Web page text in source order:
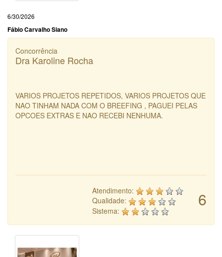
6/30/2026
Fábio Carvalho Siano
Concorrência
Dra Karoline Rocha
VARIOS PROJETOS REPETIDOS, VARIOS PROJETOS QUE
NAO TINHAM NADA COM O BREEFING , PAGUEI PELAS
OPCOES EXTRAS E NAO RECEBI NENHUMA.
6
Atendimento:
Qualidade:
Sistema: